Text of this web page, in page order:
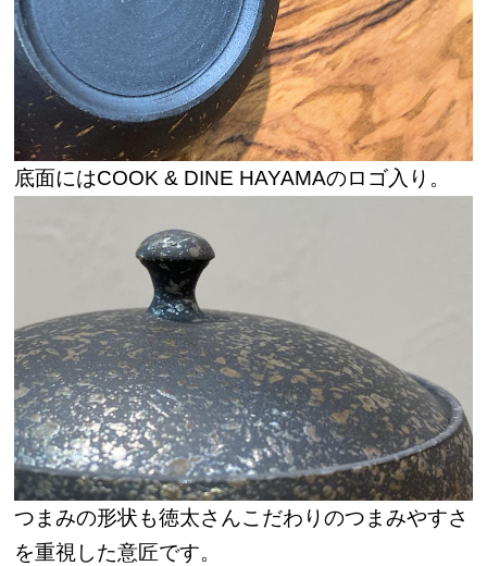
底面にはCOOK & DINE HAYAMAのロゴ入り。
つまみの形状も徳太さんこだわりのつまみやすさ
を重視した意匠です。